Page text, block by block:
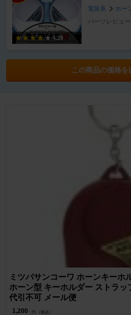
4.29
電装系
ホー
パーツレビュ
この商品の価格を
ミツバサンコーワ ホーンキーホ
ホーン型 キーホルダー ストラ
代引不可 メール便
1,200 円 （税込）